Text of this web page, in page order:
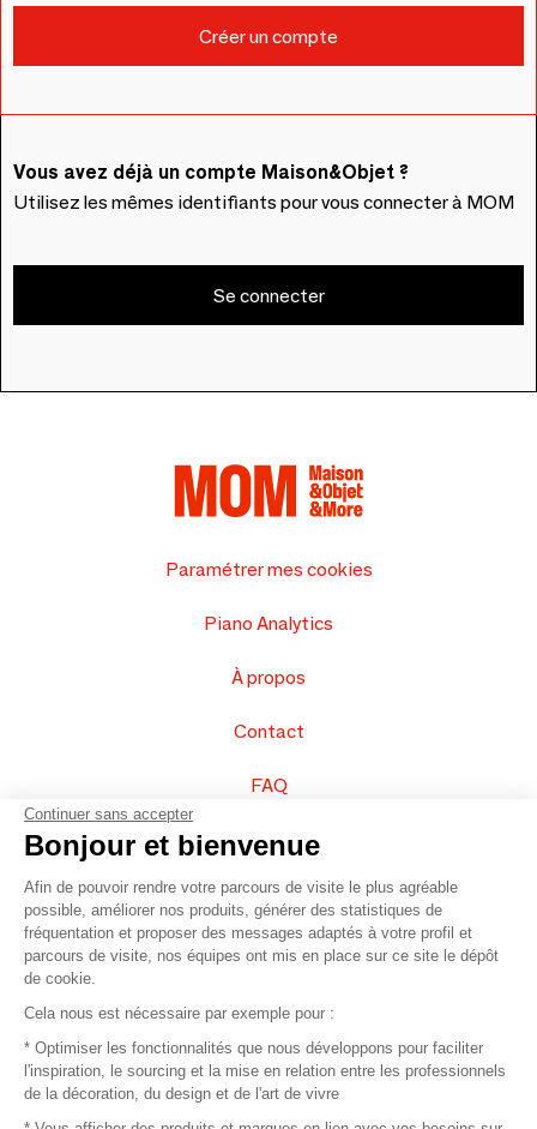
Vous avez déjà un compte Maison&Objet ?
Utilisez les mêmes identifiants pour vous connecter à MOM
Se connecter
Paramétrer mes cookies
Piano Analytics
À propos
Contact
FAQ
Vendez vos produits
Plan du site
© 2016 –Organisation SAFI
Recrutement
Continuer sans accepter
Bonjour et bienvenue
Afin de pouvoir rendre votre parcours de visite le plus agréable
possible, améliorer nos produits, générer des statistiques de
fréquentation et proposer des messages adaptés à votre profil et
parcours de visite, nos équipes ont mis en place sur ce site le dépôt
de cookie.
Cela nous est nécessaire par exemple pour :
* Optimiser les fonctionnalités que nous développons pour faciliter
l'inspiration, le sourcing et la mise en relation entre les professionnels
de la décoration, du design et de l'art de vivre